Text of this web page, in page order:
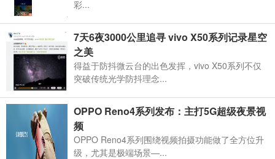
彩...
7天6夜3000公里追寻 vivo X50系列记录星空
之美
得益于防抖微云台的出色发挥，vivo X50系列不仅
突破传统光学防抖理念...
OPPO Reno4系列发布：主打5G超级夜景视
频
OPPO Reno4系列围绕视频拍摄功能做了全方位升
级，尤其是极端场景—...